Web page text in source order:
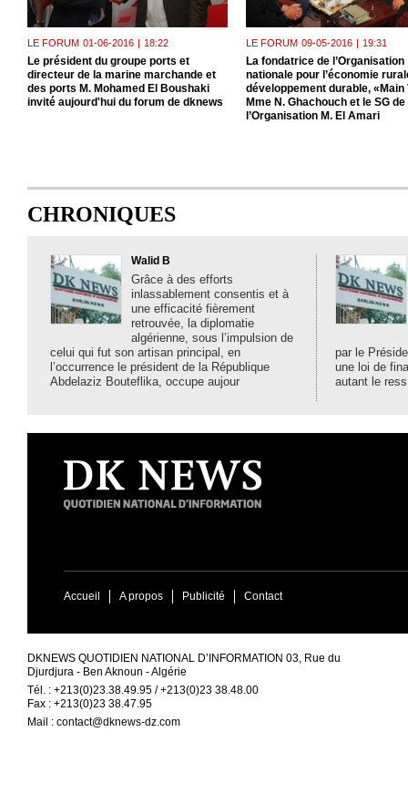
LE FORUM 01-06-2016 | 18:22
Le président du groupe ports et
directeur de la marine marchande et
des ports M. Mohamed El Boushaki
invité aujourd'hui du forum de dknews
LE FORUM 09-05-2016 | 19:31
La fondatrice de l’Organisation
nationale pour l’économie
développement durable, «Main
Mme N. Ghachouch et le SG de
l’Organisation M. El Amari
CHRONIQUES
Walid B
Grâce à des efforts
inlassablement consentis et à
une efficacité fièrement
retrouvée, la diplomatie
algérienne, sous l’impulsion de
celui qui fut son artisan principal, en
l’occurrence le président de la République
Abdelaziz Bouteflika, occupe aujour
par le
une loi de
autant le ress
Accueil A propos Publicité Contact
DKNEWS QUOTIDIEN NATIONAL D’INFORMATION 03, Rue du
Djurdjura - Ben Aknoun - Algérie
Tél. : +213(0)23.38.49.95 / +213(0)23 38.48.00
Fax : +213(0)23 38.47.95
Mail : contact@dknews-dz.com